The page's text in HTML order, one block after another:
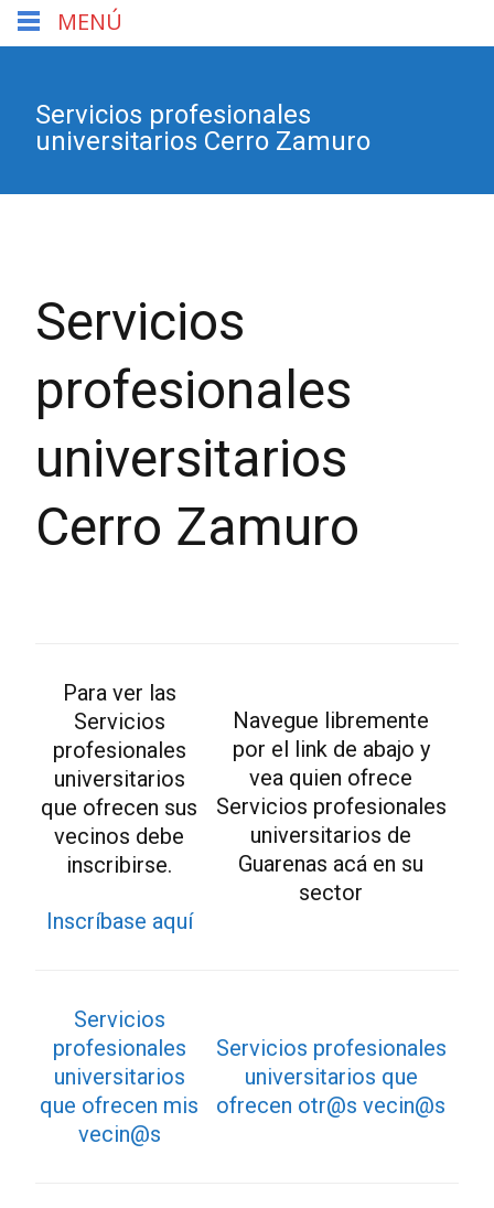
Servicios profesionales
universitarios Cerro Zamuro
Servicios
profesionales
universitarios
Cerro Zamuro
Para ver las
Servicios
profesionales
universitarios
que ofrecen sus
vecinos debe
inscribirse.
Inscríbase aquí
Navegue libremente
por el link de abajo y
vea quien ofrece
Servicios profesionales
universitarios de
Guarenas acá en su
sector
Servicios
profesionales
universitarios
que ofrecen mis
vecin@s
Servicios profesionales
universitarios que
ofrecen otr@s vecin@s
MENÚ